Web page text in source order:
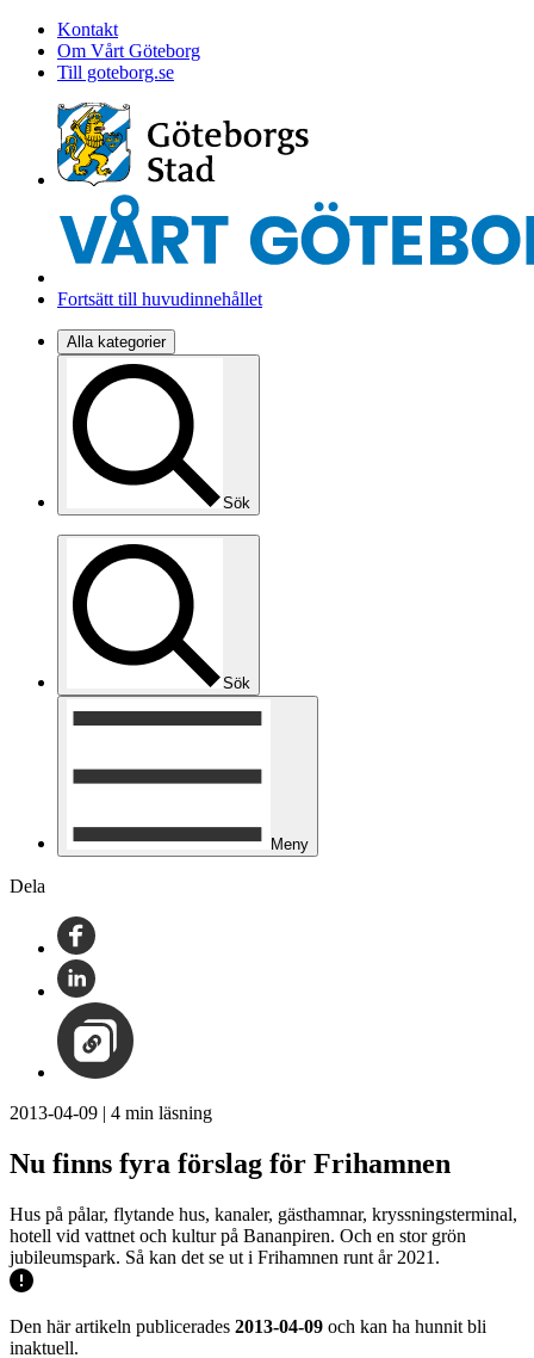
Kontakt
Om Vårt Göteborg
Till goteborg.se
Fortsätt till huvudinnehållet
Alla kategorier
Sök
Sök
Meny
Dela
2013-04-09 | 4 min läsning
Nu finns fyra förslag för Frihamnen
Hus på pålar, flytande hus, kanaler, gästhamnar, kryssningsterminal,
hotell vid vattnet och kultur på Bananpiren. Och en stor grön
jubileumspark. Så kan det se ut i Frihamnen runt år 2021.
Den här artikeln publicerades 2013-04-09 och kan ha hunnit bli
inaktuell.